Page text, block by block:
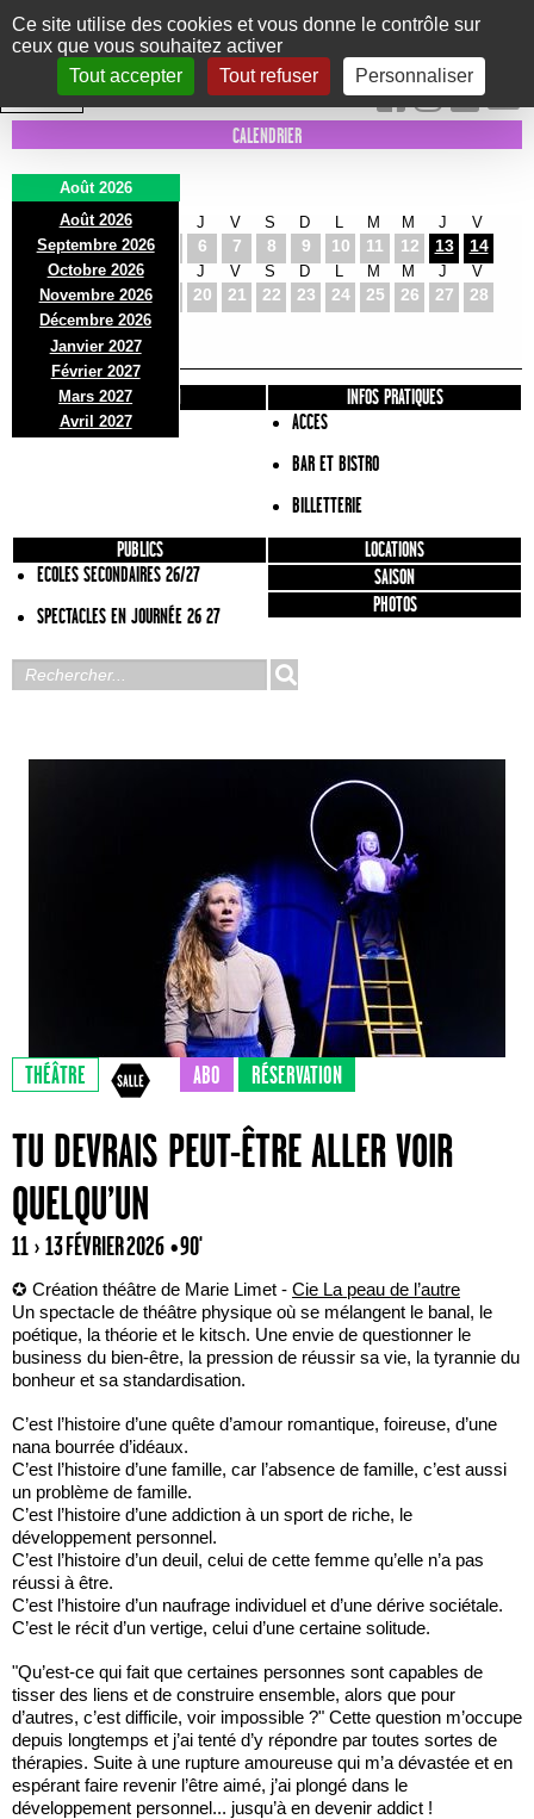
Panneau de gestion des cookies
Ce site utilise des cookies et vous donne le contrôle sur
ceux que vous souhaitez activer
Tout accepter
Tout refuser Personnaliser
Le Marni
CONCERTS DANSE/CIRQUE THÉÂTRE KIDS EXPOS EVENTS
INTRA MUROS
CALENDRIER
Août 2026
Août 2026
Septembre 2026
Octobre 2026
Novembre 2026
Décembre 2026
Janvier 2027
Février 2027
Mars 2027
Avril 2027
D
2
L
3
M
4
J
6
V
7
S
8
D
9 10
M
11
M
12
J
13
V
14
D
16
L
17
M
18
J
20
V
21
S
22
D
23 24
M
25
M
26
J
27
V
28
D
30
L
31
PRÉSENTATION
INFOS PRATIQUES
ACCES
BAR ET BISTRO
BILLETTERIE
PUBLICS
ECOLES SECONDAIRES 26/27
SPECTACLES EN JOURNÉE 26 27
LOCATIONS
SAISON
PHOTOS
THÉÂTRE ABO RÉSERVATION
TU DEVRAIS PEUT-ÊTRE ALLER VOIR
QUELQU’UN
11 › 13 FÉVRIER 2026 • 90'
✪ Création théâtre de Marie Limet - Cie La peau de l’autre
Un spectacle de théâtre physique où se mélangent le banal, le
poétique, la théorie et le kitsch. Une envie de questionner le
business du bien-être, la pression de réussir sa vie, la tyrannie du
bonheur et sa standardisation.
C’est l’histoire d’une quête d’amour romantique, foireuse, d’une
nana bourrée d’idéaux.
C’est l’histoire d’une famille, car l’absence de famille, c’est aussi
un problème de famille.
C’est l’histoire d’une addiction à un sport de riche, le
développement personnel.
C’est l’histoire d’un deuil, celui de cette femme qu’elle n’a pas
réussi à être.
C’est l’histoire d’un naufrage individuel et d’une dérive sociétale.
C’est le récit d’un vertige, celui d’une certaine solitude.
"Qu’est-ce qui fait que certaines personnes sont capables de
tisser des liens et de construire ensemble, alors que pour
d’autres, c’est difficile, voir impossible ?" Cette question m’occupe
depuis longtemps et j’ai tenté d’y répondre par toutes sortes de
thérapies. Suite à une rupture amoureuse qui m’a dévastée et en
espérant faire revenir l’être aimé, j’ai plongé dans le
développement personnel... jusqu’à en devenir addict !